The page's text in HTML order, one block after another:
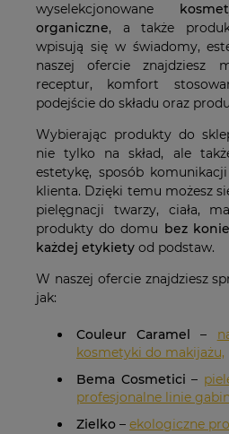
wyselekcjonowane
organiczne, a także
wpisują się w świadomy,
naszej ofercie znajdziesz
receptur, komfort
podejście do składu oraz
Wybierając produkty do
nie tylko na skład, ale
estetykę, sposób
klienta. Dzięki temu możesz
pielęgnacji twarzy, ciała,
produkty do domu bez
każdej etykiety od podstaw.
W naszej ofercie znajdziesz
jak:
Couleur Caramel –
kosmetyki do makijażu,
Bema Cosmetici –
profesjonalne linie
Zielko – ekologiczne